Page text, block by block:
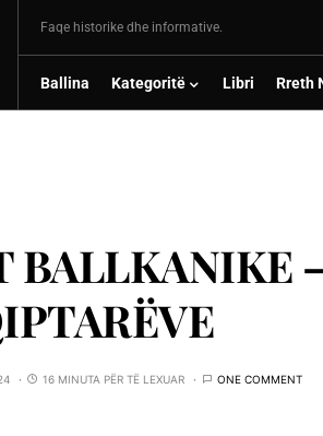
Faqe historike dhe informative.
Ballina Kategoritë Libri Rreth
BALLKANIKE
16 MINUTA PËR TË LEXUAR ONE COMMENT